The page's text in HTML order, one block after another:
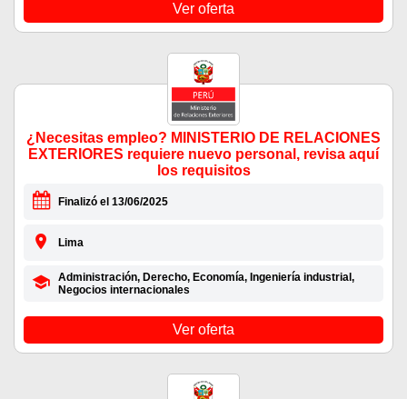
Ver oferta
¿Necesitas empleo? MINISTERIO DE RELACIONES
EXTERIORES requiere nuevo personal, revisa aquí
los requisitos
Finalizó el 13/06/2025
Lima
Administración, Derecho, Economía, Ingeniería industrial,
Negocios internacionales
Ver oferta